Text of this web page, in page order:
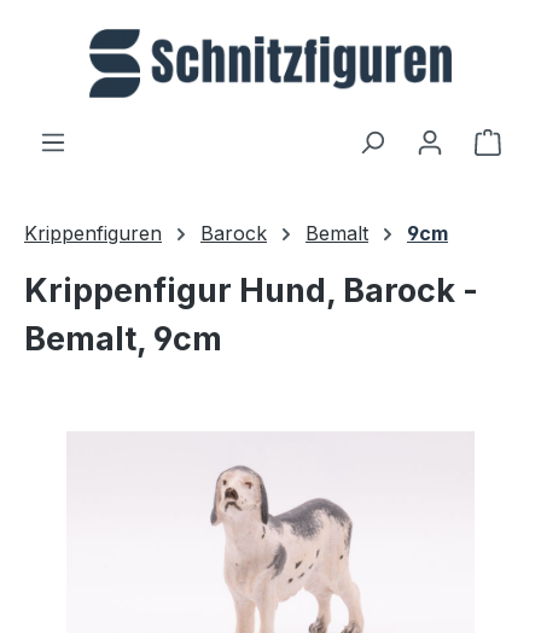
Zum Hauptinhalt springen
Krippenfiguren Barock Bemalt 9cm
Krippenfigur Hund, Barock -
Bemalt, 9cm